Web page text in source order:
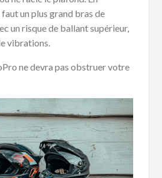
un plus grand bras de
un risque de ballant supérieur,
vibrations.
ne devra pas obstruer votre